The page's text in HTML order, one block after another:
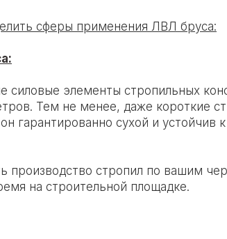
сферы применения ЛВЛ бруса:
силовые элементы стропильных
Тем не менее, даже короткие
гарантированно сухой и устойчив
производство стропил по вашим
на строительной площадке.